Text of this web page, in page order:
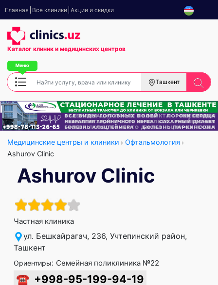
Главная Все клиники Акции и скидки
Каталог клиник и медицинских центров
Ташкент
Медицинские центры и клиники
Офтальмология
Ashurov Clinic
Ashurov Clinic
Частная клиника
ул. Бешкайрагач, 236, Учтепинский район,
Ташкент
Ориентиры: Семейная поликлиника №22
☎ +998-95-199-94-19